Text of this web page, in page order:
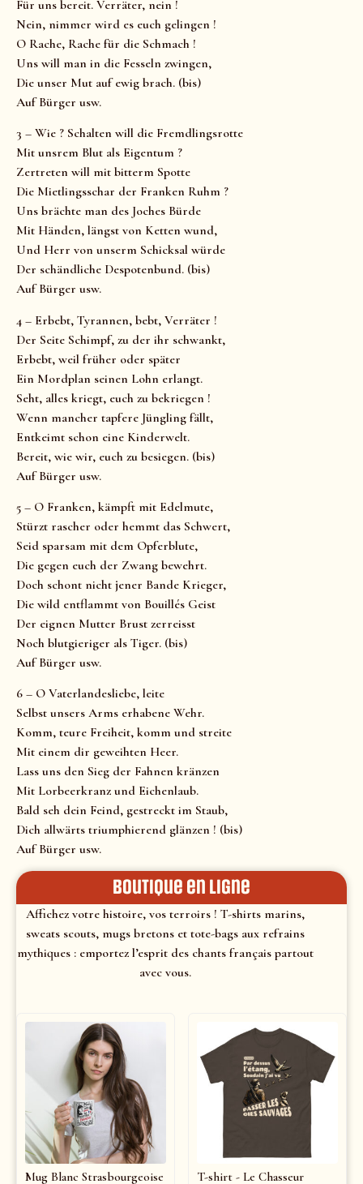
Für uns bereit. Verräter, nein !
Nein, nimmer wird es euch gelingen !
O Rache, Rache für die Schmach !
Uns will man in die Fesseln zwingen,
Die unser Mut auf ewig brach. (bis)
Auf Bürger usw.
3 – Wie ? Schalten will die Fremdlingsrotte
Mit unsrem Blut als Eigentum ?
Zertreten will mit bitterm Spotte
Die Mietlingsschar der Franken Ruhm ?
Uns brächte man des Joches Bürde
Mit Händen, längst von Ketten wund,
Und Herr von unserm Schicksal würde
Der schändliche Despotenbund. (bis)
Auf Bürger usw.
4 – Erbebt, Tyrannen, bebt, Verräter !
Der Seite Schimpf, zu der ihr schwankt,
Erbebt, weil früher oder später
Ein Mordplan seinen Lohn erlangt.
Seht, alles kriegt, euch zu bekriegen !
Wenn mancher tapfere Jüngling fällt,
Entkeimt schon eine Kinderwelt.
Bereit, wie wir, euch zu besiegen. (bis)
Auf Bürger usw.
5 – O Franken, kämpft mit Edelmute,
Stürzt rascher oder hemmt das Schwert,
Seid sparsam mit dem Opferblute,
Die gegen euch der Zwang bewehrt.
Doch schont nicht jener Bande Krieger,
Die wild entflammt von Bouillés Geist
Der eignen Mutter Brust zerreisst
Noch blutgieriger als Tiger. (bis)
Auf Bürger usw.
6 – O Vaterlandesliebe, leite
Selbst unsers Arms erhabene Wehr.
Komm, teure Freiheit, komm und streite
Mit einem dir geweihten Heer.
Lass uns den Sieg der Fahnen kränzen
Mit Lorbeerkranz und Eichenlaub.
Bald seh dein Feind, gestreckt im Staub,
Dich allwärts triumphierend glänzen ! (bis)
Auf Bürger usw.
Boutique en ligne
Affichez votre histoire, vos terroirs ! T-shirts marins,
sweats scouts, mugs bretons et tote-bags aux refrains
mythiques : emportez l’esprit des chants français partout
avec vous.
Mug Blanc Strasbourgeoise
T-shirt - Le Chasseur